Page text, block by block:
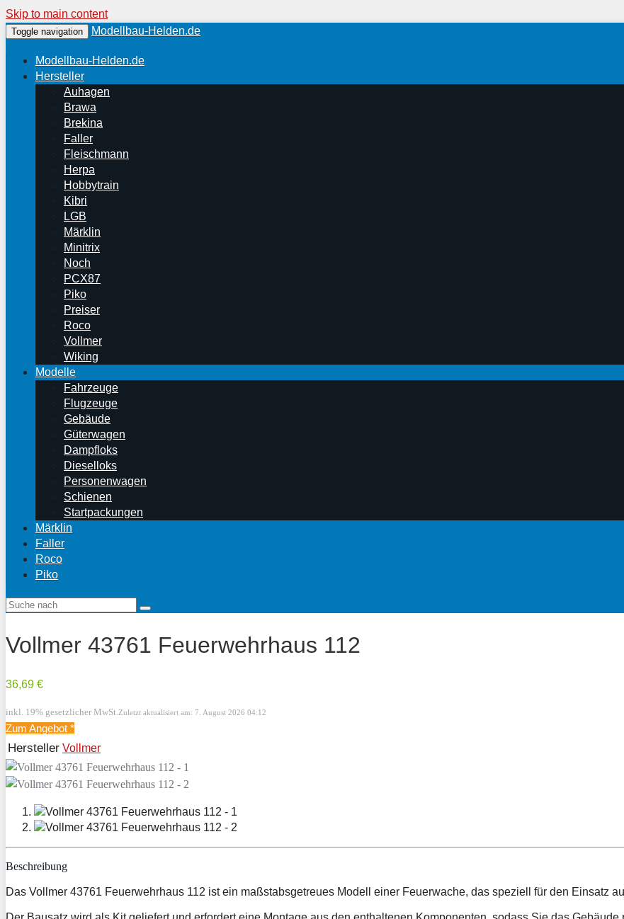
Skip to main content
Toggle navigation Modellbau-Helden.de
Modellbau-Helden.de
Hersteller
Auhagen
Brawa
Brekina
Faller
Fleischmann
Herpa
Hobbytrain
Kibri
LGB
Märklin
Minitrix
Noch
PCX87
Piko
Preiser
Roco
Vollmer
Wiking
Modelle
Fahrzeuge
Flugzeuge
Gebäude
Güterwagen
Dampfloks
Dieselloks
Personenwagen
Schienen
Startpackungen
Märklin
Faller
Roco
Piko
Vollmer 43761 Feuerwehrhaus 112
36,69 €
inkl. 19% gesetzlicher MwSt. Zuletzt aktualisiert am: 7. August 2026 04:12
Zum Angebot *
Hersteller Vollmer
Beschreibung
Das Vollmer 43761 Feuerwehrhaus 112 ist ein maßstabsgetreues Modell einer Feuerwache, das speziell für den Einsatz